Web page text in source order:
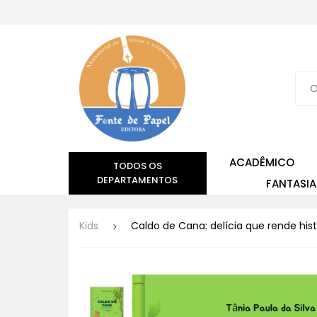
TODOS OS
DEPARTAMENTOS
ACADÊMICO
FANTASIA
Kids Caldo de Cana: delícia que rende